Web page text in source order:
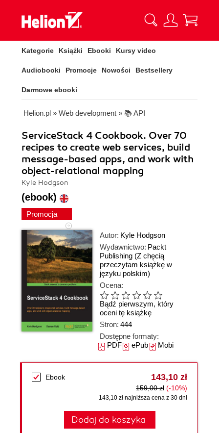
Kategorie Książki Ebooki Kursy video
Audiobooki Promocje Nowości Bestsellery
Darmowe ebooki
Helion.pl » Web development » 📚 API
ServiceStack 4 Cookbook. Over 70
recipes to create web services, build
message-based apps, and work with
object-relational mapping
Kyle Hodgson
(ebook)
Promocja
Autor: Kyle Hodgson
Wydawnictwo: Packt
Publishing (Z chęcią
przeczytam książkę w
języku polskim)
Ocena:
Bądź pierwszym, który
oceni tę książkę
Stron: 444
Dostępne formaty:
PDFePubMobi
Ebook 143,10 zł
159,00 zł (-10%)
143,10 zł najniższa cena z 30 dni
Dodaj do koszyka